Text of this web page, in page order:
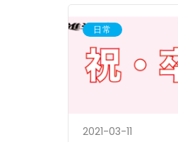
日常
2021-03-11